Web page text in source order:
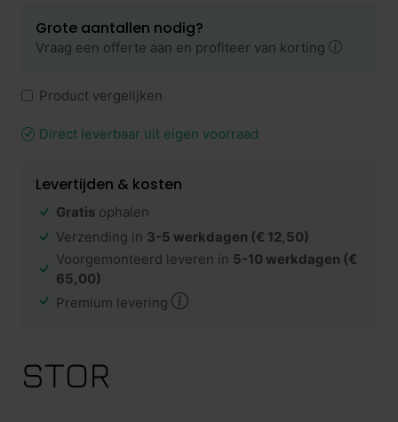
Grote aantallen nodig?
Vraag een offerte aan en profiteer van korting
Product vergelijken
Direct leverbaar uit eigen voorraad
Levertijden & kosten
Gratis ophalen
Verzending in 3-5 werkdagen (€ 12,50)
Voorgemonteerd leveren in 5-10 werkdagen (€
65,00)
Premium levering